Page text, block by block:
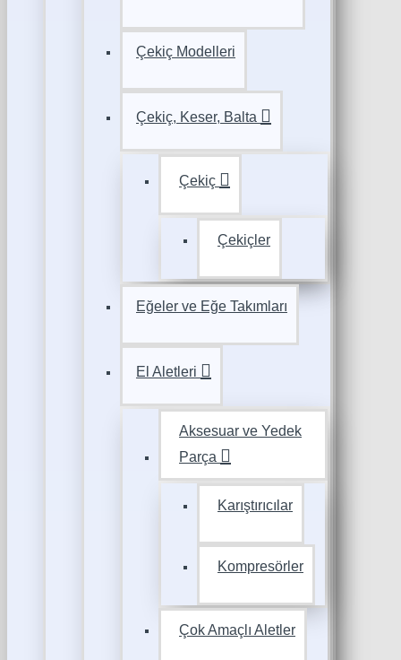
Çekiç Modelleri
Çekiç, Keser, Balta
Çekiç
Çekiçler
Eğeler ve Eğe Takımları
El Aletleri
Aksesuar ve Yedek
Parça
Karıştırıcılar
Kompresörler
Çok Amaçlı Aletler